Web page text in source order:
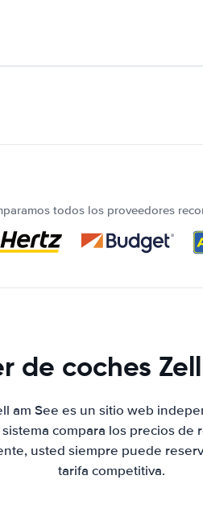
todos los proveedores
de coches
am See es un sitio web
compara los precios de
usted siempre puede
tarifa competitiva.